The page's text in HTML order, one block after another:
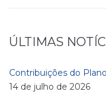
ÚLTIMAS
Contribuições do
14 de julho de 2026